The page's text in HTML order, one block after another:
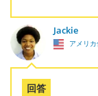
Jackie
アメリ
回答